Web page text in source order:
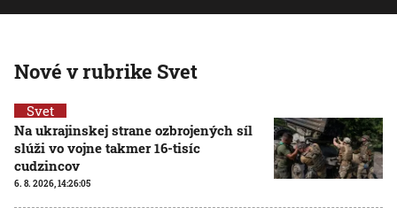
Nové v rubrike Svet
Svet
Na ukrajinskej strane ozbrojených síl
slúži vo vojne takmer 16-tisíc
cudzincov
6. 8. 2026, 14:26:05